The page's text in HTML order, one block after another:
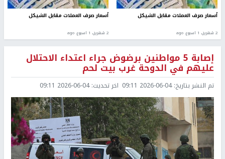
أسعار صرف العملات مقابل الشيكل
2 شهرين، 1 اسبوع. ago
أسعار صرف العملات مقابل الشيكل
2 شهرين، 1 اسبوع. ago
إصابة 5 مواطنين برضوض جراء اعتداء الاحتلال
عليهم في الدوحة غرب بيت لحم
تم النشر بتاريخ:2026-06-04 09:11 اخر تحديث:2026-06-04 09:11